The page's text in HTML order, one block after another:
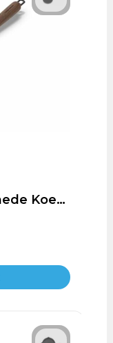
Orrefors Jernverk Gesmede Koekenpan BlackSmith-serie